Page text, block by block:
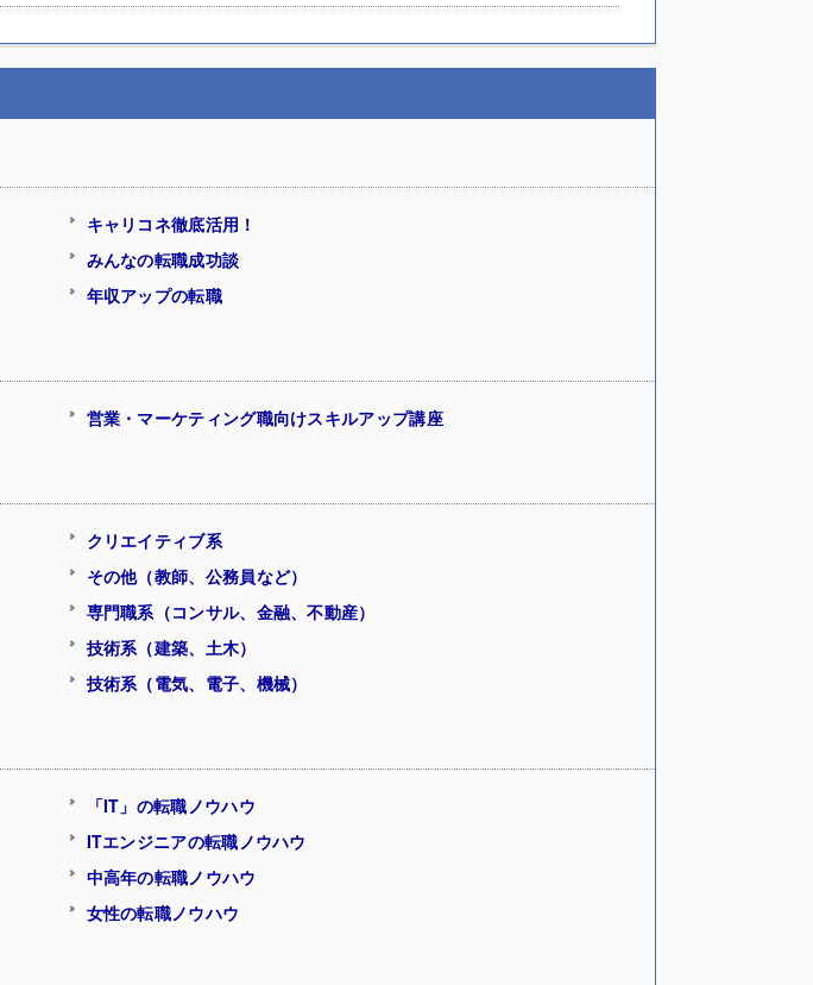
キャリコネ徹底活用！
みんなの転職成功談
年収アップの転職
営業・マーケティング職向けスキルアップ講座
クリエイティブ系
その他（教師、公務員など）
専門職系（コンサル、金融、不動産）
技術系（建築、土木）
技術系（電気、電子、機械）
「IT」の転職ノウハウ
ITエンジニアの転職ノウハウ
中高年の転職ノウハウ
女性の転職ノウハウ